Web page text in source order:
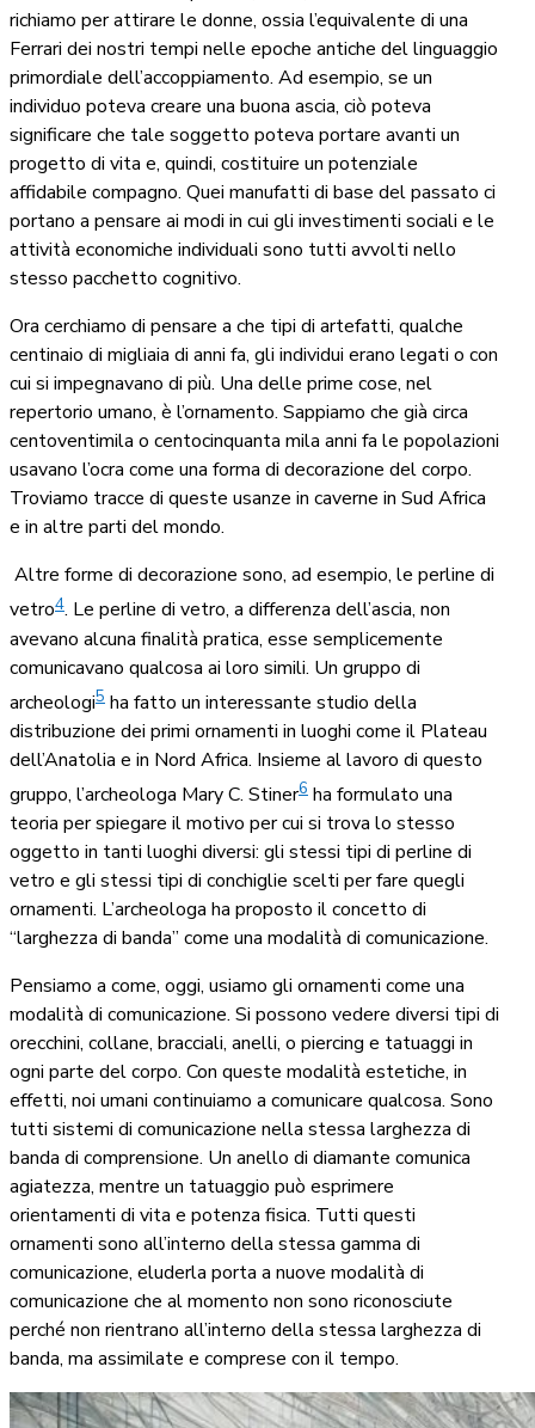
richiamo per attirare le donne, ossia l’equivalente di una
Ferrari dei nostri tempi nelle epoche antiche del linguaggio
primordiale dell’accoppiamento. Ad esempio, se un
individuo poteva creare una buona ascia, ciò poteva
significare che tale soggetto poteva portare avanti un
progetto di vita e, quindi, costituire un potenziale
affidabile compagno. Quei manufatti di base del passato ci
portano a pensare ai modi in cui gli investimenti sociali e le
attività economiche individuali sono tutti avvolti nello
stesso pacchetto cognitivo.
Ora cerchiamo di pensare a che tipi di artefatti, qualche
centinaio di migliaia di anni fa, gli individui erano legati o con
cui si impegnavano di più. Una delle prime cose, nel
repertorio umano, è l’ornamento. Sappiamo che già circa
centoventimila o centocinquanta mila anni fa le popolazioni
usavano l’ocra come una forma di decorazione del corpo.
Troviamo tracce di queste usanze in caverne in Sud Africa
e in altre parti del mondo.
Altre forme di decorazione sono, ad esempio, le perline di
vetro4. Le perline di vetro, a differenza dell’ascia, non
avevano alcuna finalità pratica, esse semplicemente
comunicavano qualcosa ai loro simili. Un gruppo di
archeologi5 ha fatto un interessante studio della
distribuzione dei primi ornamenti in luoghi come il Plateau
dell’Anatolia e in Nord Africa. Insieme al lavoro di questo
gruppo, l’archeologa Mary C. Stiner6 ha formulato una
teoria per spiegare il motivo per cui si trova lo stesso
oggetto in tanti luoghi diversi: gli stessi tipi di perline di
vetro e gli stessi tipi di conchiglie scelti per fare quegli
ornamenti. L’archeologa ha proposto il concetto di
“larghezza di banda” come una modalità di comunicazione.
Pensiamo a come, oggi, usiamo gli ornamenti come una
modalità di comunicazione. Si possono vedere diversi tipi di
orecchini, collane, bracciali, anelli, o piercing e tatuaggi in
ogni parte del corpo. Con queste modalità estetiche, in
effetti, noi umani continuiamo a comunicare qualcosa. Sono
tutti sistemi di comunicazione nella stessa larghezza di
banda di comprensione. Un anello di diamante comunica
agiatezza, mentre un tatuaggio può esprimere
orientamenti di vita e potenza fisica. Tutti questi
ornamenti sono all’interno della stessa gamma di
comunicazione, eluderla porta a nuove modalità di
comunicazione che al momento non sono riconosciute
perché non rientrano all’interno della stessa larghezza di
banda, ma assimilate e comprese con il tempo.